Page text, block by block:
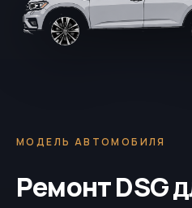
МОДЕЛЬ АВТОМОБИЛЯ
Ремонт DSG